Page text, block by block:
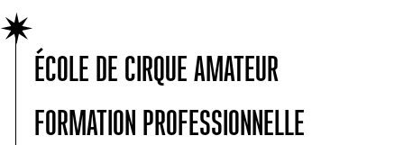
ÉCOLE DE CIRQUE AMATEUR
FORMATION PROFESSIONNELLE